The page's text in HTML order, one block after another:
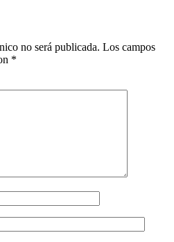
no será publicada. Los campos
*